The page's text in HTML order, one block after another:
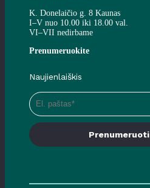
K. Donelaičio g. 8 Kaunas
I–V nuo 10.00 iki 18.00 val.
VI–VII nedirbame
Prenumeruokite
Naujienlaiškis
Prenumeruoti